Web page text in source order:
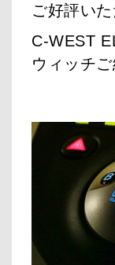
ご好評い
C-WEST
ウィッチ